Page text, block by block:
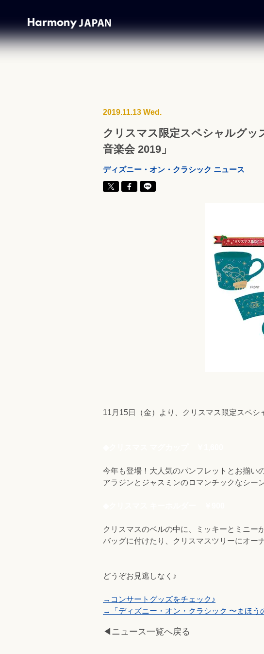
2019.11.13 Wed.
クリスマス限定スペシャルグッ
音楽会 2019」
ディズニー・オン・クラシック ニュース
11月15日（金）より、クリスマス限定スペシ
今年も登場！大人気のパンフレットとお揃い
アラジンとジャスミンのロマンチックなシー
クリスマスのベルの中に、ミッキーとミニー
バッグに付けたり、クリスマスツリーにオー
どうぞお見逃しなく♪
→コンサートグッズをチェック♪
→「ディズニー・オン・クラシック 〜まほう
◀ニュース一覧へ戻る